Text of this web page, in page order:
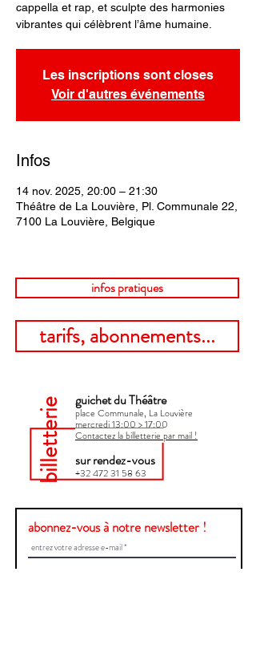
cappella et rap, et sculpte des harmonies
vibrantes qui célèbrent l’âme humaine.
Les inscriptions sont closes
Voir d'autres événements
Infos
14 nov. 2025, 20:00 – 21:30
Théâtre de La Louvière, Pl. Communale 22,
7100 La Louvière, Belgique
infos pratiques
tarifs, abonnements...
billetterie guichet du Théâtre
place Communale, La Louvière
mercredi 13:00 > 17:00​
Contactez la billetterie par mail !
sur rendez-vous
+32 472 31 58 63
abonnez-vous à notre newsletter !